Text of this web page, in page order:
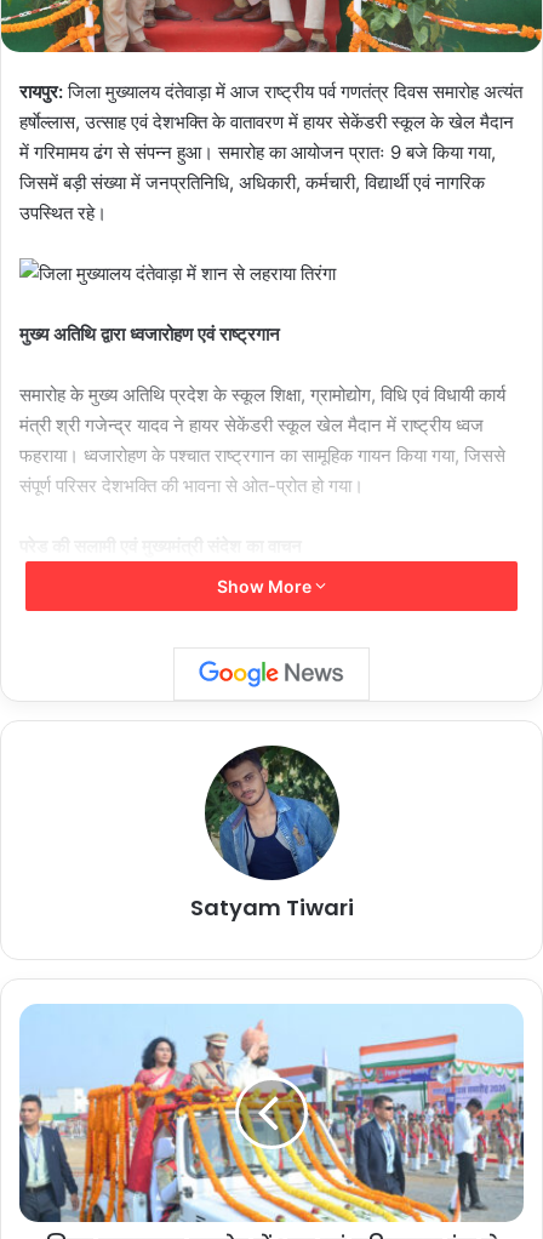
रायपुर:जिला मुख्यालय दंतेवाड़ा में आज राष्ट्रीय पर्व गणतंत्र दिवस समारोह अत्यंत
हर्षाेल्लास, उत्साह एवं देशभक्ति के वातावरण में हायर सेकेंडरी स्कूल के खेल मैदान
में गरिमामय ढंग से संपन्न हुआ। समारोह का आयोजन प्रातः 9 बजे किया गया,
जिसमें बड़ी संख्या में जनप्रतिनिधि, अधिकारी, कर्मचारी, विद्यार्थी एवं नागरिक
उपस्थित रहे।
मुख्य अतिथि द्वारा ध्वजारोहण एवं राष्ट्रगान
समारोह के मुख्य अतिथि प्रदेश के स्कूल शिक्षा, ग्रामोद्योग, विधि एवं विधायी कार्य
मंत्री श्री गजेन्द्र यादव ने हायर सेकेंडरी स्कूल खेल मैदान में राष्ट्रीय ध्वज
फहराया। ध्वजारोहण के पश्चात राष्ट्रगान का सामूहिक गायन किया गया, जिससे
संपूर्ण परिसर देशभक्ति की भावना से ओत-प्रोत हो गया।
मुख्य अतिथि श्री यादव ने कलेक्टर श्री देवेश कुमार ध्रुव एवं पुलिस अधीक्षक श्री
विष्णुदेव साय का प्रदेश की जनता के नाम संदेश का वाचन किया। इस अवसर पर
मुख्य अतिथि द्वारा उल्लास के प्रतीक गुब्बारे एवं शांति के प्रतीक कबूतर आकाश में
छोड़े गए।
हर्ष फायर एवं आकर्षक मार्चपास्ट का प्रदर्शन
परेड में शामिल सशस्त्र बल की टुकड़ियों द्वारा तीन बार हर्ष सूचक फायर किया गया
तथा राष्ट्रीय तिरंगे एवं मुख्य अतिथि को राष्ट्रगान की धुन बजाकर सलामी दी
गई। मार्चपास्ट में 111वीं वाहिनी सीआरपीएफ, 9वीं वाहिनी छत्तीसगढ़ सशस्त्र बल,
आस्था विद्या मंदिर जावंगा की बैंड पार्टी द्वारा राष्ट्रधुन पर कदम से कदम मिलाकर
आकर्षक मार्चपास्ट प्रस्तुत किया गया।
यह भी पढ़ें :- Vishaal Kanwar Yatra : मुख्यमंत्री विष्णुदेव
साय विशाल कांवड़ यात्रा कार्यक्रम में हुए शामिल
Show More
Satyam Tiwari
जि
ख्या
ल
य
बा
लो
द